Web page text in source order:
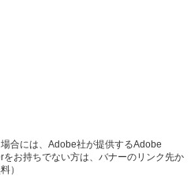
合には、Adobe社が提供するAdobe
お持ちでない方は、バナーのリンク先か
）